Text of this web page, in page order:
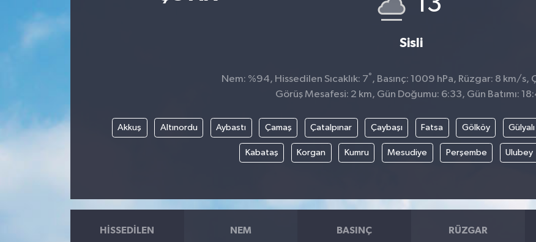
Sisli
Nem: %94, Hissedilen Sıcaklık: 7° , Basınç: 1009 hPa, Rüzgar: 8 km/s,
Görüş Mesafesi: 2 km, Gün Doğumu: 6:33, Gün Batımı:
Akkuş Altınordu Aybastı Çamaş Çatalpınar Çaybaşı Fatsa Gölköy Gülyalı
Kabataş Korgan Kumru Mesudiye Perşembe Ulubey
HISSEDILEN NEM BASINÇ RÜZGAR
Ekonomi